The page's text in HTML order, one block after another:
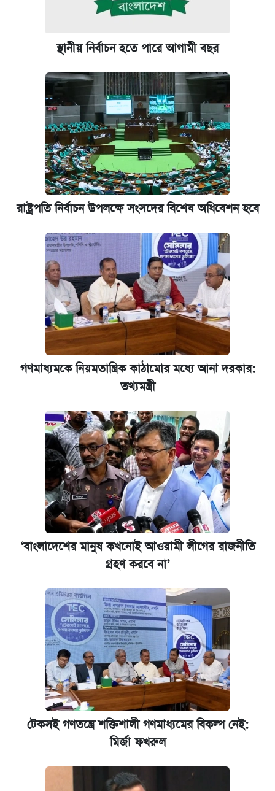
আজকের বাজারে স্বর্ণ-রুপার দাম (৫ আগস্ট)
ঢাবি আইবিএর এক্সিকিউটিভ এমবিএতে ভর্তি শুরু,
আবেদন ১২ আগস্ট পর্যন্ত
প্রতিষ্ঠান প্রধানদের ভাইভা শুরুর নির্দেশ শিক্ষামন্ত্রীর
স্থানীয় নির্বাচন হতে পারে আগামী বছর
রাষ্ট্রপতি নির্বাচন উপলক্ষে সংসদের বিশেষ অধিবেশন হবে
গণমাধ্যমকে নিয়মতান্ত্রিক কাঠামোর মধ্যে আনা দরকার:
তথ্যমন্ত্রী
‘বাংলাদেশের মানুষ কখনোই আওয়ামী লীগের রাজনীতি
গ্রহণ করবে না’
টেকসই গণতন্ত্রে শক্তিশালী গণমাধ্যমের বিকল্প নেই:
মির্জা ফখরুল